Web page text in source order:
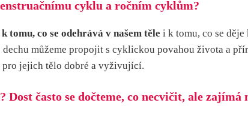
cyklu a ročním cyklům?
co se odehrává v našem těle i k tomu, co se
můžeme propojit s cyklickou povahou života a
pro jejich tělo dobré a vyživující.
často se dočteme, co necvičit, ale zajímá